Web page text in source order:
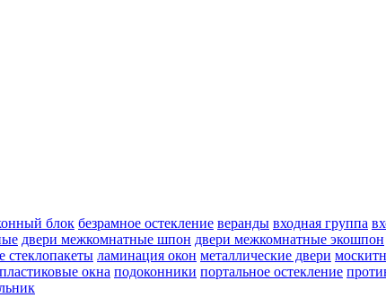
блок безрамное остекление веранды входная группа
двери межкомнатные шпон двери межкомнатные экошпон
стеклопакеты ламинация окон металлические двери
пластиковые окна подоконники портальное остекление